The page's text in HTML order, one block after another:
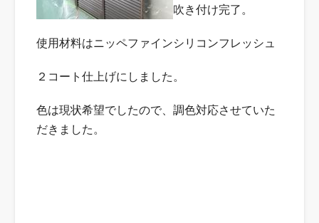
吹き付け完了。
使用材料はニッペファインシリコンフレッシュ
２コート仕上げにしました。
色は現状希望でしたので、調色対応させていた
だきました。